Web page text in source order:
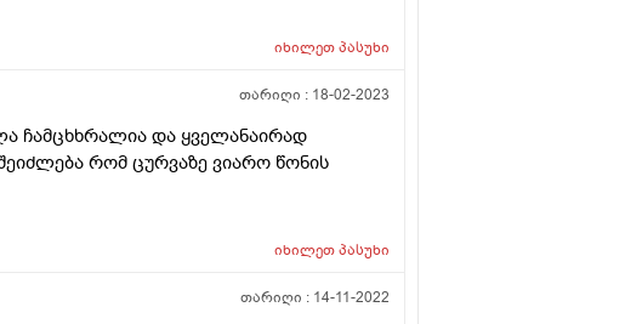
იხილეთპასუხი
თარიღი : 18-02-2023
ჩამცხხრალია და ყველანაირად
რომ ცურვაზე ვიარო წონის
იხილეთპასუხი
თარიღი : 14-11-2022